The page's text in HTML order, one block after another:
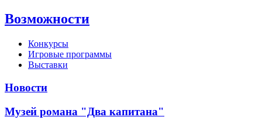
Возможности
Конкурсы
Игровые программы
Выставки
Новости
Музей романа "Два капитана"